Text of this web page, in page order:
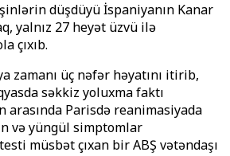
düşdüyü İspaniyanın Kanar
yalnız 27 heyət üzvü ilə
çıxıb.
zamanı üç nəfər həyatını itirib,
səkkiz yoluxma faktı
arasında Parisdə reanimasiyada
və yüngül simptomlar
müsbət çıxan bir ABŞ vətəndaşı